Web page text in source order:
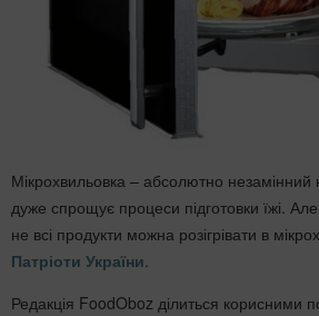
Мікрохвильовка – абсолютно незамінний
дуже спрощує процеси підготовки їжі.
не всі продукти можна розігрівати в
Патріоти України.
Редакція FoodOboz ділиться корисними